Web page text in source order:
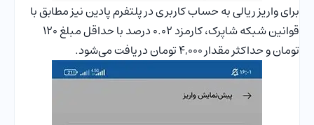
برای واریز ریالی به حساب کاربری در پلتفرم پادین نیز مطابق با
قوانین شبکه شاپرک، کارمزد ۰.۰۲ درصد با حداقل مبلغ ۱۲۰
تومان و حداکثر مقدار ۴,۰۰۰ تومان دریافت می‌شود.